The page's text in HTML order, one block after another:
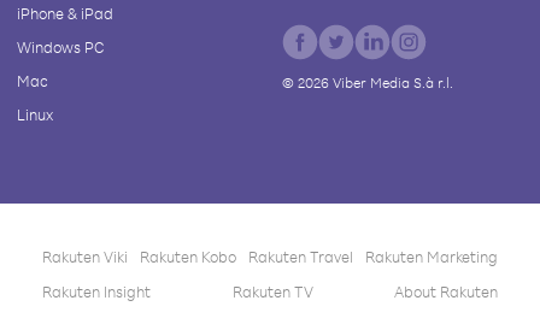
iPhone & iPad
Windows PC
Mac
Linux
© 2026Viber Media S.à r.l.
Rakuten Viki Rakuten Kobo Rakuten Travel
Rakuten Marketing
Rakuten Insight
Rakuten TV About Rakuten